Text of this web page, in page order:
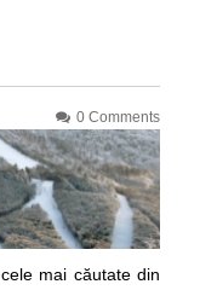
0 Comments
mai căutate din